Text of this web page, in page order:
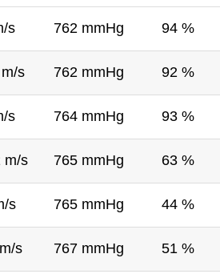
s 762 mmHg 94 %
s 762 mmHg 92 %
s 764 mmHg 93 %
m/s 765 mmHg 63 %
s 765 mmHg 44 %
s 767 mmHg 51 %